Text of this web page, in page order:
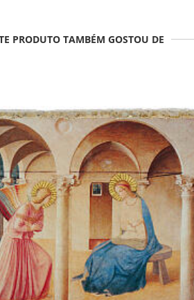
PRODUTO TAMBÉM GOSTOU DE